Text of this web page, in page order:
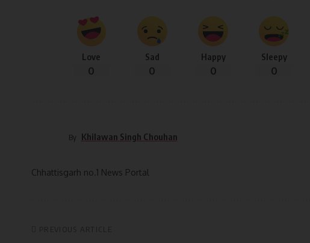
Love
0
Sad
0
Happy
0
Sleepy
0
By Khilawan Singh Chouhan
Chhattisgarh no.1 News Portal